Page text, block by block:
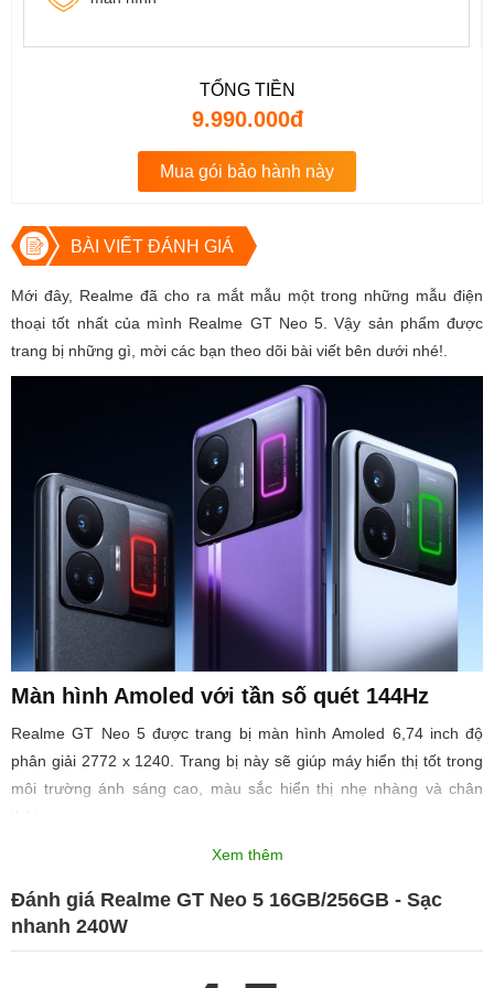
TỔNG TIỀN
9.990.000đ
Mua gói bảo hành này
BÀI VIẾT ĐÁNH GIÁ
Mới đây, Realme đã cho ra mắt mẫu một trong những mẫu điện
thoại tốt nhất của mình Realme GT Neo 5. Vậy sản phẩm được
trang bị những gì, mời các bạn theo dõi bài viết bên dưới nhé!.
Màn hình Amoled với tần số quét 144Hz
Realme GT Neo 5 được trang bị màn hình Amoled 6,74 inch độ
phân giải 2772 x 1240. Trang bị này sẽ giúp máy hiển thị tốt trong
môi trường ánh sáng cao, màu sắc hiển thị nhẹ nhàng và chân
Xem thêm
Đánh giá Realme GT Neo 5 16GB/256GB - Sạc
nhanh 240W